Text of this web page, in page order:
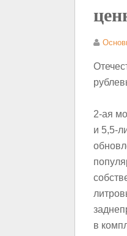
2-ая
и 5,5-
в